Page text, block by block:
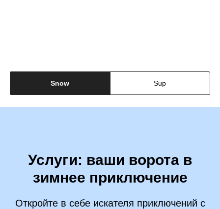
Snow Sup
Услуги: ваши ворота в
зимнее приключение
Откройте в себе искателя приключений с